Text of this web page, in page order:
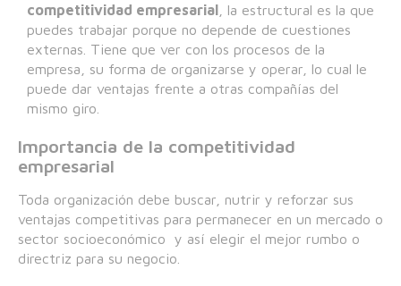
competitividad empresarial , la estructural es la que
puedes trabajar porque no depende de cuestiones
externas. Tiene que ver con los procesos de la
empresa, su forma de organizarse y operar, lo cual le
puede dar ventajas frente a otras compañías del
mismo giro.
Importancia de la competitividad
empresarial
Toda organización debe buscar, nutrir y reforzar sus
ventajas competitivas para permanecer en un mercado o
sector socioeconómico y así elegir el mejor rumbo o
directriz para su negocio.